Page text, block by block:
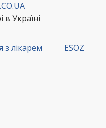
в Україні
з лікарем ESOZ